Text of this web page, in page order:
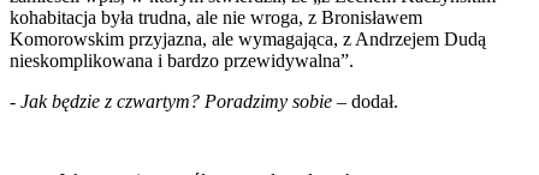
kohabitacja była trudna, ale nie wroga, z Bronisławem
Komorowskim przyjazna, ale wymagająca, z Andrzejem Dudą
nieskomplikowana i bardzo przewidywalna”.
- Jak będzie z czwartym? Poradzimy sobie – dodał.